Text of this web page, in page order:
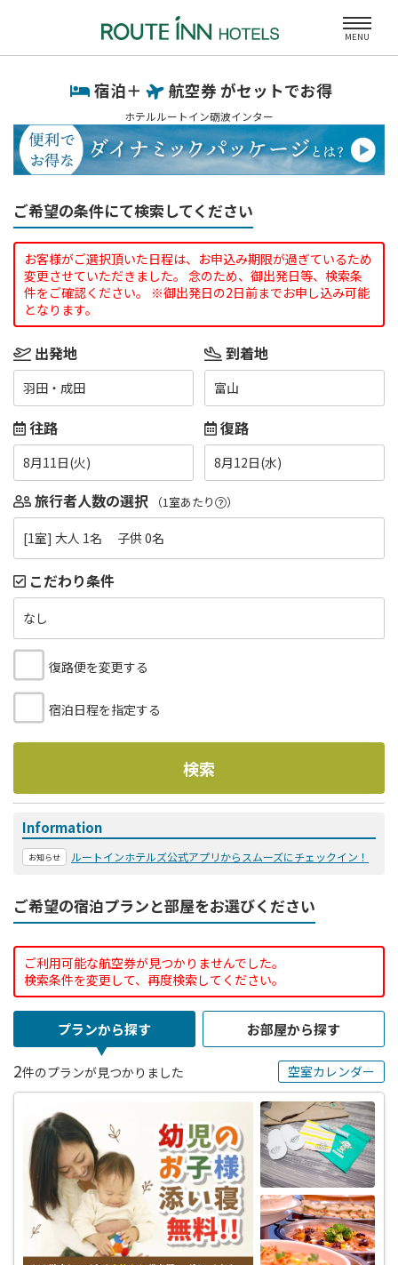
MENU
宿泊＋ 航空券 がセットでお得
ホテルルートイン砺波インター
ご希望の条件にて検索してください
お客様がご選択頂いた日程は、お申込み期限が過ぎているため
変更させていただきました。 念のため、御出発日等、検索条
件をご確認ください。 ※御出発日の2日前までお申し込み可能
となります。
出発地
羽田・成田
到着地
富山
往路
8月11日(火)
復路
8月12日(水)
旅行者人数の選択 （1室あたり ）
[1室] 大人 1名 子供 0名
こだわり条件
なし
復路便を変更する
宿泊日程を指定する
検索
Information
お知らせ ルートインホテルズ公式アプリからスムーズにチェックイン！
ご希望の宿泊プランと部屋をお選びください
ご利用可能な航空券が見つかりませんでした。
検索条件を変更して、再度検索してください。
プランから探す お部屋から探す
2件のプランが見つかりました 空室カレンダー